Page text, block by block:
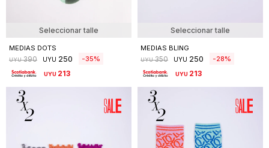
Seleccionar talle
MEDIAS DOTS
UYU 390 UYU 250 35
UYU 213
Seleccionar talle
MEDIAS BLING
UYU 350 UYU 250 28
UYU 213